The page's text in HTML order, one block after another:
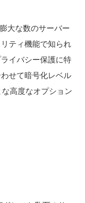
大な数のサーバー
ティ機能で知られ
イバシー保護に特
せて暗号化レベル
高度なオプション